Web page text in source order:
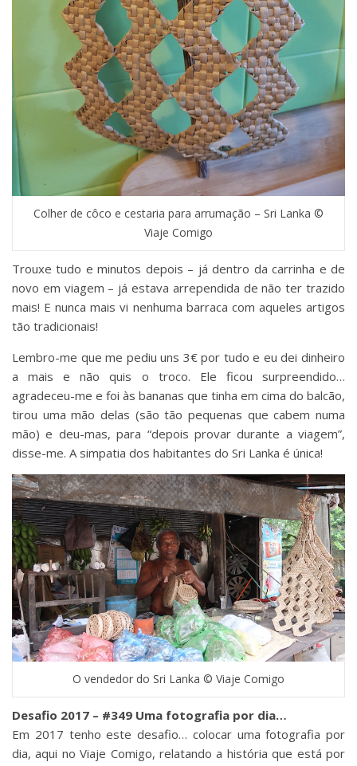
Colher de côco e cestaria para arrumação – Sri Lanka ©
Viaje Comigo
Trouxe tudo e minutos depois – já dentro da carrinha e de
novo em viagem – já estava arrependida de não ter trazido
mais! E nunca mais vi nenhuma barraca com aqueles artigos
tão tradicionais!
Lembro-me que me pediu uns 3€ por tudo e eu dei dinheiro
a mais e não quis o troco. Ele ficou surpreendido…
agradeceu-me e foi às bananas que tinha em cima do balcão,
tirou uma mão delas (são tão pequenas que cabem numa
mão) e deu-mas, para “depois provar durante a viagem”,
disse-me. A simpatia dos habitantes do Sri Lanka é única!
O vendedor do Sri Lanka © Viaje Comigo
Desafio 2017 – #349 Uma fotografia por dia…
Em 2017 tenho este desafio… colocar uma fotografia por
dia, aqui no Viaje Comigo, relatando a história que está por